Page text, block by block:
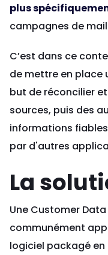
plus
campagnes de
C’est dans ce
de mettre en place
but de réconcilier
sources, puis des
informations
par d'autres
La
Une Customer
communément
logiciel packagé